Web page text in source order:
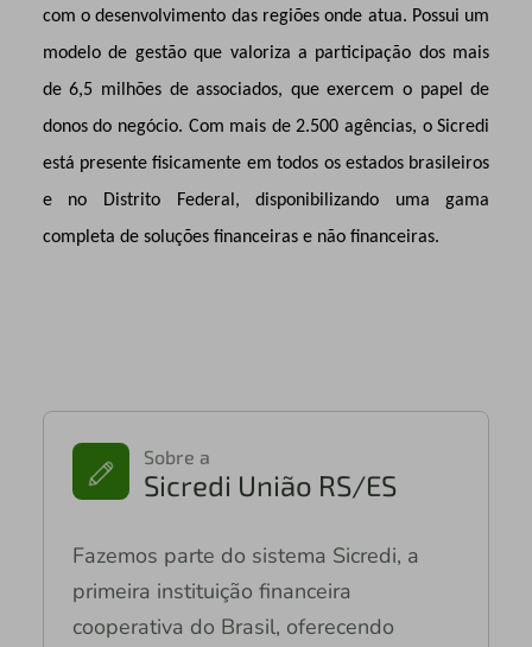
com o desenvolvimento das regiões onde atua. Possui um
modelo de gestão que valoriza a participação dos mais
de 6,5 milhões de associados, que exercem o papel de
donos do negócio. Com mais de 2.500 agências, o Sicredi
está presente fisicamente em todos os estados brasileiros
e no Distrito Federal, disponibilizando uma gama
completa de soluções financeiras e não financeiras.
Sobre a
Sicredi União RS/ES
Fazemos parte do sistema Sicredi, a
primeira instituição financeira
cooperativa do Brasil, oferecendo